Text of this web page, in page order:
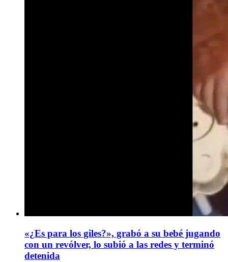
«¿Es para los giles?», grabó a su bebé jugando
con un revólver, lo subió a las redes y terminó
detenida